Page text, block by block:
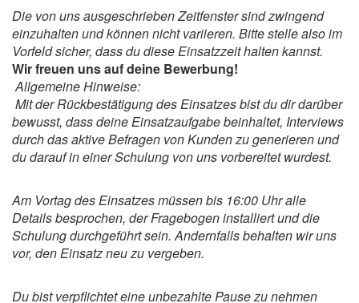
Die von uns ausgeschrieben Zeitfenster sind zwingend
einzuhalten und können nicht variieren. Bitte stelle also im
Vorfeld sicher, dass du diese Einsatzzeit halten kannst.
Wir freuen uns auf deine Bewerbung!
Allgemeine Hinweise:
Mit der Rückbestätigung des Einsatzes bist du dir darüber
bewusst, dass deine Einsatzaufgabe beinhaltet, Interviews
durch das aktive Befragen von Kunden zu generieren und
du darauf in einer Schulung von uns vorbereitet wurdest.
Am Vortag des Einsatzes müssen bis 16:00 Uhr alle
Details besprochen, der Fragebogen installiert und die
Schulung durchgeführt sein. Andernfalls behalten wir uns
vor, den Einsatz neu zu vergeben.
Du bist verpflichtet eine unbezahlte Pause zu nehmen